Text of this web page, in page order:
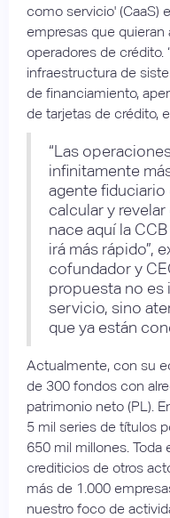
como servicio' (CaaS)
empresas que
operadores de
infraestructura de
de financiamiento,
de tarjetas de crédito,
“Las
infinitamente
agente
calcular y
nace aquí la
irá más rápido”,
cofundador y
propuesta no es
servicio, sino
que ya están
Actualmente, con su
de 300 fondos con
patrimonio neto (PL).
5 mil series de títulos
650 mil millones.
crediticios de otros
más de 1.000
nuestro foco de